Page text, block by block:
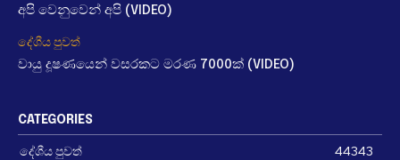
අපි වෙනුවෙන් අපි (VIDEO)
දේශීය පුවත්
වායු දූෂණයෙන් වසරකට මරණ 7000ක් (VIDEO)
CATEGORIES
දේශීය පුවත්
44343